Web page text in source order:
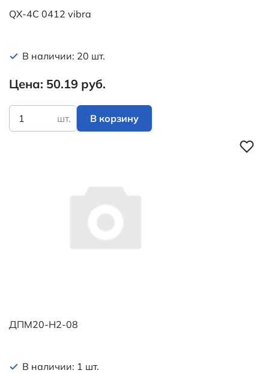
QX-4C 0412 vibra
В наличии: 20 шт.
Цена: 50.19 руб.
шт. В корзину
ДПМ20-Н2-08
В наличии: 1 шт.